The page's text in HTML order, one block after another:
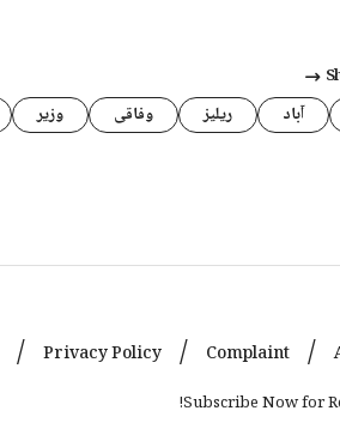
آباد ریلیز وفاقی وزیر
Complaint
Privacy Policy
Subscribe Now for